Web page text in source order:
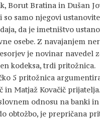
Borut Bratina in Dušan
so samo njegovi
da je imetništvo
osebe. Z navajanjem
je novinar navedel
kodeksa, trdi pritožnica.
5 pritožnica
in Matjaž Kovačič
odnosu na banki
obtožbo, je prepričana